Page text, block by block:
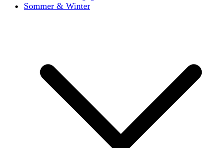
Sommer & Winter